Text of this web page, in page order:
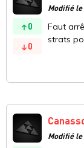
0
0
Modifié le
Faut
strats
Modifié le